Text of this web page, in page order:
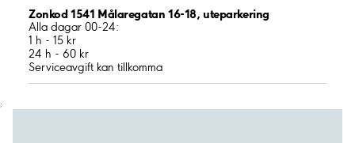
Zonkod 1541 Målaregatan 16-18, uteparkering
Alla dagar 00-24:
1 h - 15 kr
24 h - 60 kr
Serviceavgift kan tillkomma
;